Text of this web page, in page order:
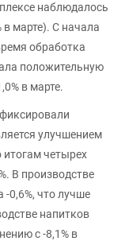
наблюдалось
в марте). С начала
обработка
положительную
в марте.
улучшением
итогам четырех
В производстве
0,6%, что лучше
напитков
с -8,1% в